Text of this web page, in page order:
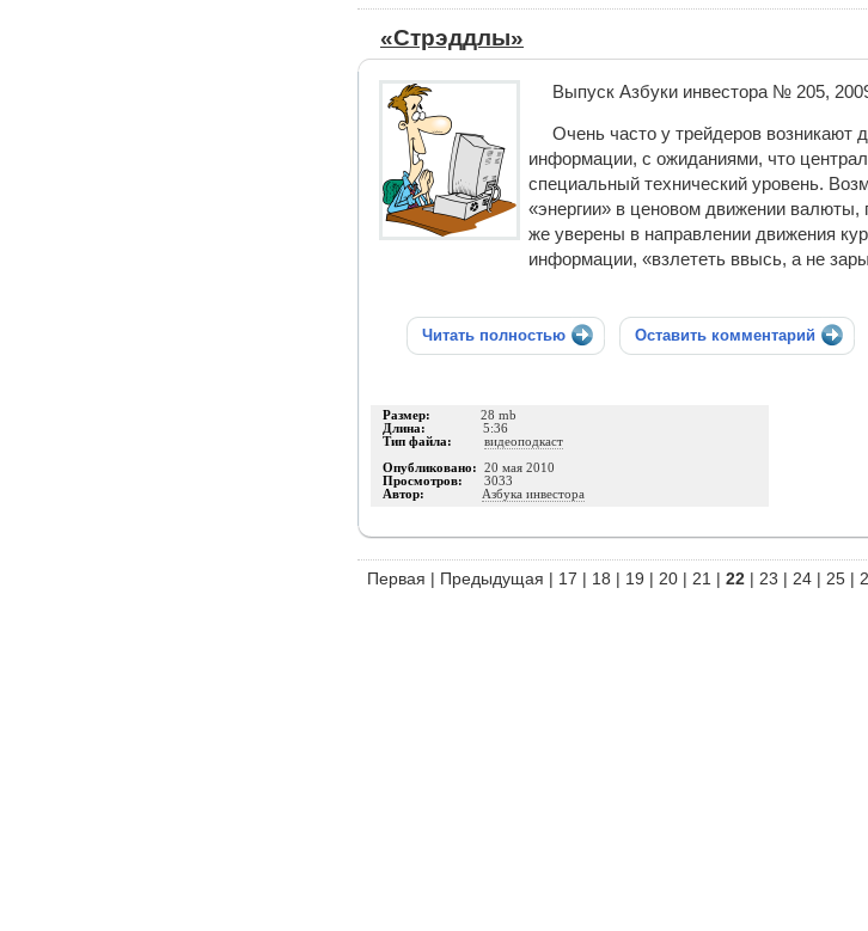
«Стрэддлы»
Выпуск Азбуки инвестора № 205,
Очень часто у трейдеров возникают
информации, с ожиданиями, что
специальный технический уровень.
«энергии» в ценовом движении валюты,
же уверены в направлении дви­жения
информации, «взлететь ввысь, а не
Читать полностью Оставить комментарий
Размер: 28 mb
Длина: 5:36
Тип файла: видеоподкаст
Опубликовано: 20 мая 2010
Просмотров: 3033
Автор: Азбука инвестора
Первая | Предыдущая | 17 | 18 | 19 | 20 | 21 | 22 | 23 | 24 | 25 |